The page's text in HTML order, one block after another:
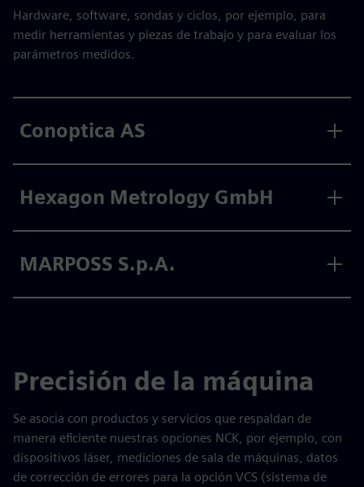
Hardware, software, sondas y ciclos, por ejemplo, para
medir herramientas y piezas de trabajo y para evaluar los
parámetros medidos.
Conoptica AS
Hexagon Metrology GmbH
MARPOSS S.p.A.
Precisión de la máquina
Se asocia con productos y servicios que respaldan de
manera eficiente nuestras opciones NCK, por ejemplo, con
dispositivos láser, mediciones de sala de máquinas, datos
de corrección de errores para la opción VCS (sistema de